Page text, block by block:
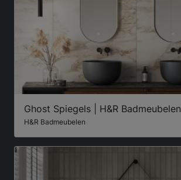
Ghost Spiegels | H&R Badmeubelen
H&R Badmeubelen